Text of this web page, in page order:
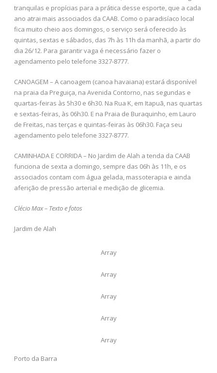
tranquilas e propícias para a prática desse esporte, que a cada
ano atrai mais associados da CAAB. Como o paradisíaco local
fica muito cheio aos domingos, o serviço será oferecido às
quintas, sextas e sábados, das 7h às 11h da manhã, a partir do
dia 26/12. Para garantir vaga é necessário fazer o
agendamento pelo telefone 3327-8777.
CANOAGEM – A canoagem (canoa havaiana) estará disponível
na praia da Preguiça, na Avenida Contorno, nas segundas e
quartas-feiras às 5h30 e 6h30. Na Rua K, em Itapuã, nas quartas
e sextas-feiras, às 06h30. E na Praia de Buraquinho, em Lauro
de Freitas, nas terças e quintas-feiras às 06h30. Faça seu
agendamento pelo telefone 3327-8777.
CAMINHADA E CORRIDA – No Jardim de Alah a tenda da CAAB
funciona de sexta a domingo, sempre das 06h às 11h, e os
associados contam com água gelada, massoterapia e ainda
aferição de pressão arterial e medição de glicemia.
Clécio Max – Texto e fotos
Jardim de Alah
Array
Array
Array
Array
Array
Porto da Barra